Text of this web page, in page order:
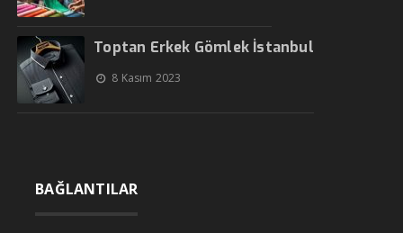
Toptan Erkek Gömlek İstanbul
8 Kasım 2023
BAĞLANTILAR